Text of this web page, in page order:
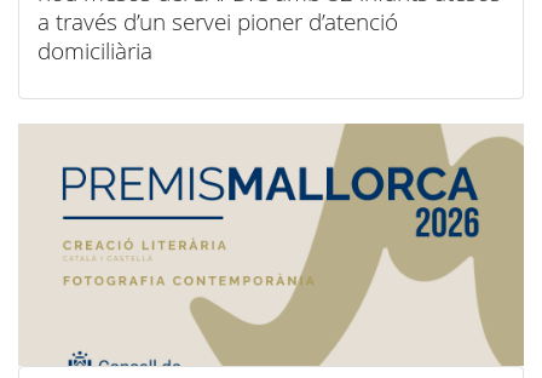
a través d’un servei pioner d’atenció
domiciliària